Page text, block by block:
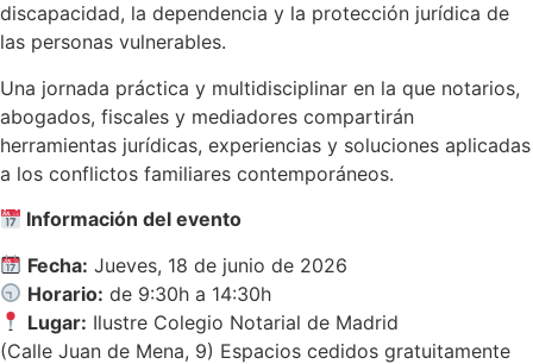
discapacidad, la dependencia y la protección jurídica de
las personas vulnerables.
Una jornada práctica y multidisciplinar en la que notarios,
abogados, fiscales y mediadores compartirán
herramientas jurídicas, experiencias y soluciones aplicadas
a los conflictos familiares contemporáneos.
Información del evento
Fecha: Jueves, 18 de junio de 2026
Horario: de 9:30h a 14:30h
Lugar: Ilustre Colegio Notarial de Madrid
(Calle Juan de Mena, 9) Espacios cedidos gratuitamente